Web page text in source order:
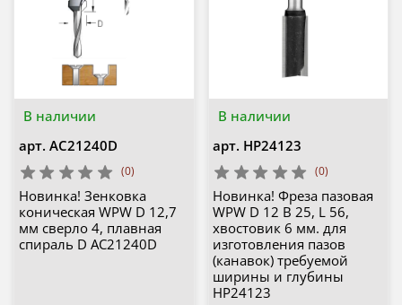
В наличии
арт. AC21240D
(0)
Новинка! Зенковка
коническая WPW D 12,7
мм сверло 4, плавная
спираль D AC21240D
В наличии
арт. HP24123
(0)
Новинка! Фреза пазовая
WPW D 12 B 25, L 56,
хвостовик 6 мм. для
изготовления пазов
(канавок) требуемой
ширины и глубины
HP24123